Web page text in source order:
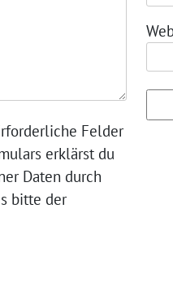
Felder
erklärst du
Daten durch
bitte der